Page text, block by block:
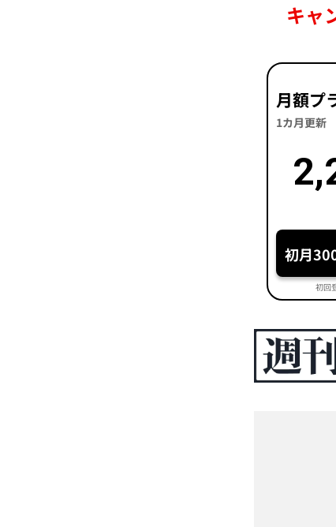
キャ
月額プ
1カ月更新
初月
初回